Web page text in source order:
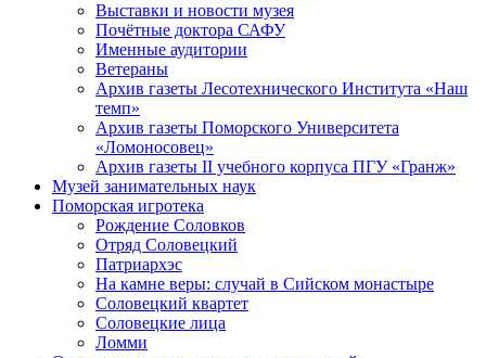
Выставки и новости музея
Почётные доктора САФУ
Именные аудитории
Ветераны
Архив газеты Лесотехнического Института «Наш
темп»
Архив газеты Поморского Университета
«Ломоносовец»
Архив газеты II учебного корпуса ПГУ «Гранж»
Музей занимательных наук
Поморская игротека
Рождение Соловков
Отряд Соловецкий
Патриархэс
На камне веры: случай в Сийском монастыре
Соловецкий квартет
Соловецкие лица
Ломми